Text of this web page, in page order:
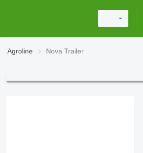
Agroline Nova Trailer